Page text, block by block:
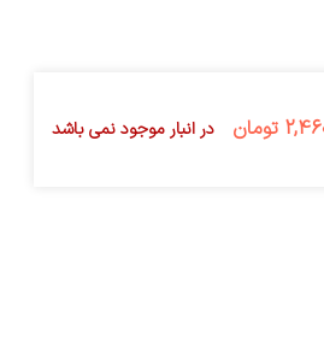
تومان در انبار موجود نمی باشد